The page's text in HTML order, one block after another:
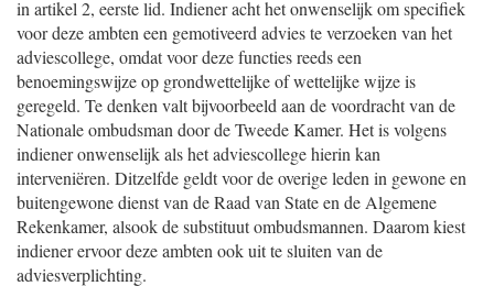
in artikel 2, eerste lid. Indiener acht het onwenselijk om specifiek
voor deze ambten een gemotiveerd advies te verzoeken van het
adviescollege, omdat voor deze functies reeds een
benoemingswijze op grondwettelijke of wettelijke wijze is
geregeld. Te denken valt bijvoorbeeld aan de voordracht van de
Nationale ombudsman door de Tweede Kamer. Het is volgens
indiener onwenselijk als het adviescollege hierin kan
interveniëren. Ditzelfde geldt voor de overige leden in gewone en
buitengewone dienst van de Raad van State en de Algemene
Rekenkamer, alsook de substituut ombudsmannen. Daarom kiest
indiener ervoor deze ambten ook uit te sluiten van de
adviesverplichting.